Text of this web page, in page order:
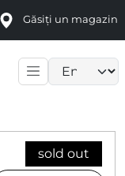
Găsiți un magazin
sold out